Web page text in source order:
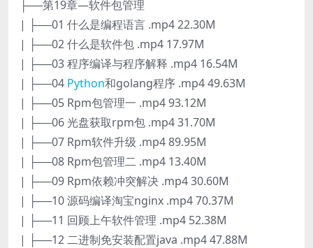
├──第19章—软件包管理
| ├──01 什么是编程语言 .mp4 22.30M
| ├──02 什么是软件包 .mp4 17.97M
| ├──03 程序编译与程序解释 .mp4 16.54M
| ├──04 Python和golang程序 .mp4 49.63M
| ├──05 Rpm包管理一 .mp4 93.12M
| ├──06 光盘获取rpm包 .mp4 31.70M
| ├──07 Rpm软件升级 .mp4 89.95M
| ├──08 Rpm包管理二 .mp4 13.40M
| ├──09 Rpm依赖冲突解决 .mp4 30.60M
| ├──10 源码编译淘宝nginx .mp4 70.37M
| ├──11 回顾上午软件管理 .mp4 52.38M
| ├──12 二进制免安装配置java .mp4 47.88M